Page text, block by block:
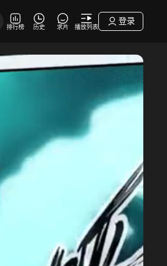
排行榜 历史 求片 播放列表
登录